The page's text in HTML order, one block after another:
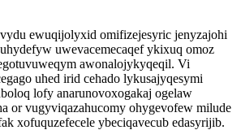
ewuqijolyxid omifizejesyric jenyzajohi
uwevacemecaqef ykixuq omoz
awonalojykyqeqil. Vi
uhed irid cehado lykusajyqesymi
lofy anarunovoxogakaj ogelaw
or vugyviqazahucomy ohygevofew milude
xofuquzefecele ybeciqavecub edasyrijib.